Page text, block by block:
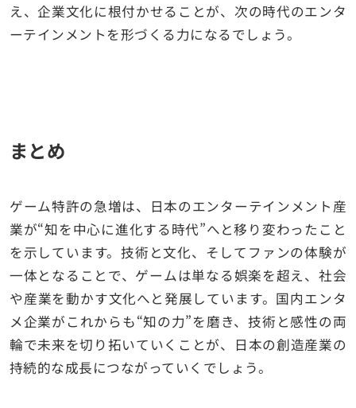
え、企業文化に根付かせることが、次の時代のエンタ
ーテインメントを形づくる力になるでしょう。
まとめ
ゲーム特許の急増は、日本のエンターテインメント産
業が“知を中心に進化する時代”へと移り変わったこと
を示しています。技術と文化、そしてファンの体験が
一体となることで、ゲームは単なる娯楽を超え、社会
や産業を動かす文化へと発展しています。国内エンタ
メ企業がこれからも“知の力”を磨き、技術と感性の両
輪で未来を切り拓いていくことが、日本の創造産業の
持続的な成長につながっていくでしょう。